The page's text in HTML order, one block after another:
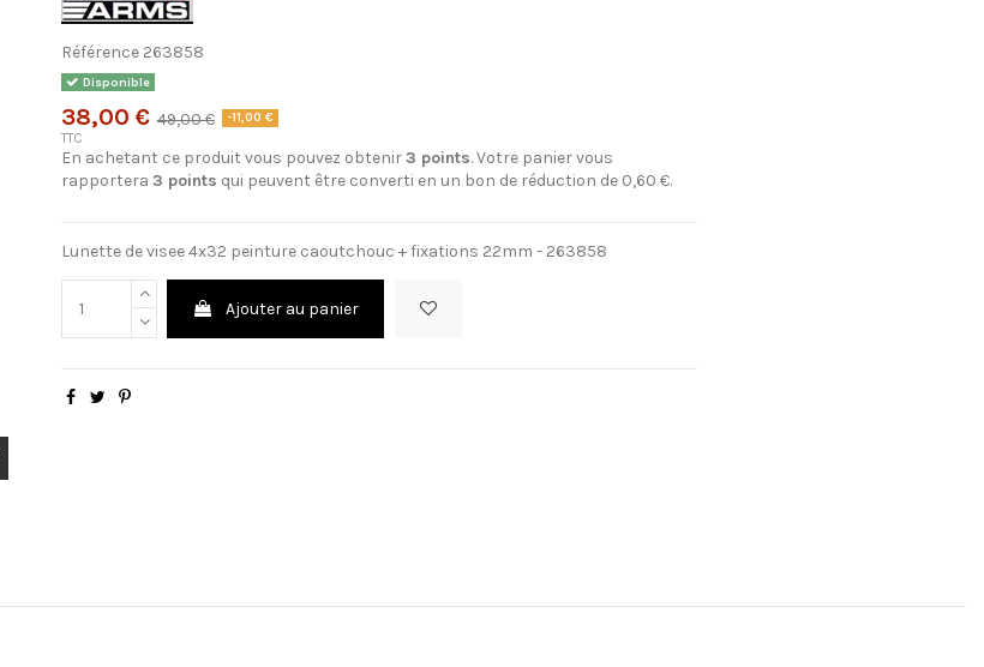
Référence 263858
Disponible
38,00 € 49,00 €
-11,00 €
TTC
En achetant ce produit vous pouvez obtenir3 points. Votre panier vous
rapportera 3 points qui peuvent être converti en un bon de réduction de 0,60 €.
Lunette de visee 4x32 peinture caoutchouc + fixations 22mm - 263858
Ajouter au panier